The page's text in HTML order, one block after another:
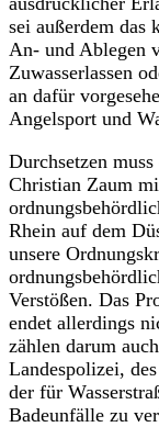
sei außerdem das
An- und Ablegen
Zuwasserlassen
an dafür
Angelsport und
Durchsetzen
Christian Zaum
Rhein auf dem
unsere
Verstößen. Das
endet allerdings
zählen darum
Landespolizei,
der für
Badeunfälle zu